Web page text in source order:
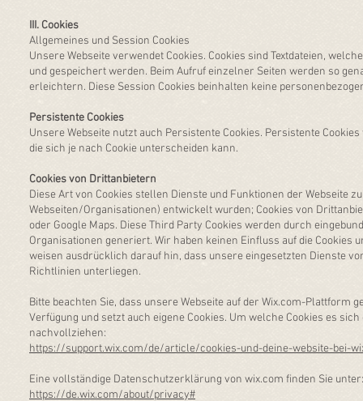
III. Cookies
Allgemeines und Session Cookies
​Unsere Webseite verwendet Cookies. Cookies sind Textdateien,
und gespeichert werden. Beim Aufruf einzelner Seiten werden so
erleichtern. Diese Session Cookies beinhalten keine
Persistente Cookies
​Unsere Webseite nutzt auch Persistente Cookies. Persistente
die sich je nach Cookie unterscheiden kann.
Cookies von Drittanbietern
​Diese Art von Cookies stellen Dienste und Funktionen der Webseite
Webseiten/Organisationen) entwickelt wurden; Cookies von
oder Google Maps. Diese Third Party Cookies werden durch
Organisationen generiert. Wir haben keinen Einfluss auf die
weisen ausdrücklich darauf hin, dass unsere eingesetzten Dienste
Richtlinien unterliegen.
Bitte beachten Sie, dass unsere Webseite auf der Wix.com-
Verfügung und setzt auch eigene Cookies. Um welche Cookies es
nachvollziehen:
https://support.wix.com/de/article/cookies-und-deine-website-bei-
Eine vollständige Datenschutzerklärung von wix.com finden Sie unter:
https://de.wix.com/about/privacy#